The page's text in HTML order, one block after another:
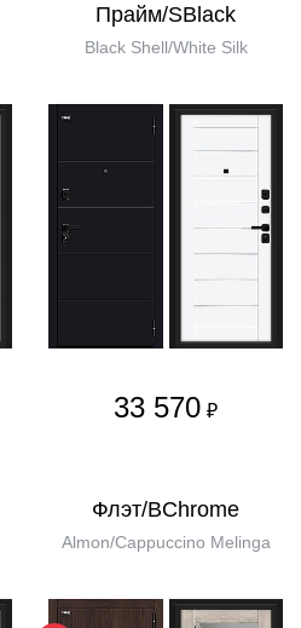
Прайм/SBlack
Black Shell/White Silk
33 570 ₽
Флэт/BChrome
Almon/Cappuccino Melinga